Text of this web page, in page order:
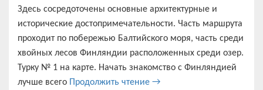
Здесь сосредоточены основные архитектурные и
исторические достопримечательности. Часть маршрута
проходит по побережью Балтийского моря, часть среди
хвойных лесов Финляндии расположенных среди озер.
Турку № 1 на карте. Начать знакомство с Финляндией
лучше всего
Продолжить чтение Маршрут по Финляндии
→